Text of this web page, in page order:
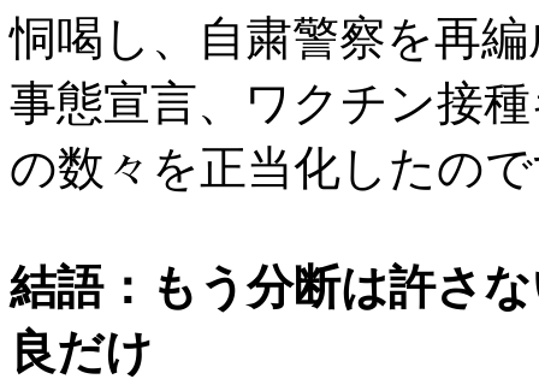
恫喝し、自粛警察を再
事態宣言、ワクチン接
の数々を正当化したの
結語：もう分断は許さ
良だけ